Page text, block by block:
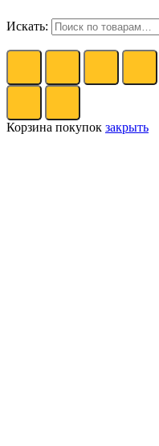
Искать:
Корзина покупок закрыть